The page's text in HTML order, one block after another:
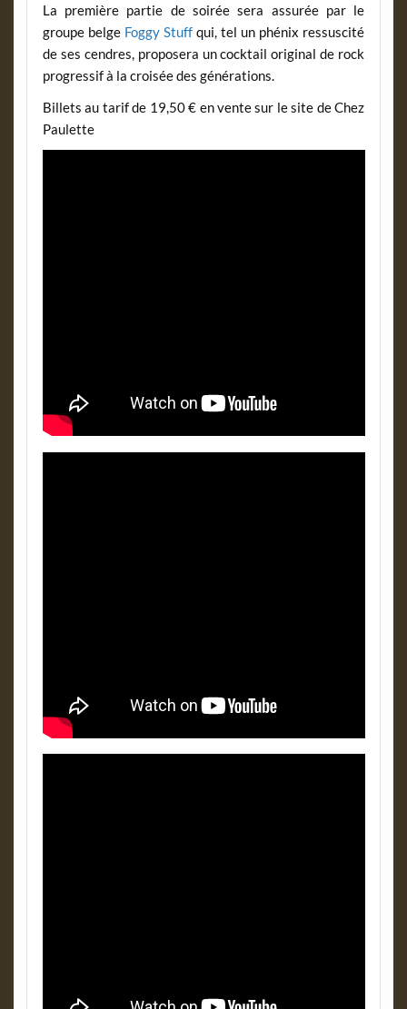
La première partie de soirée sera assurée par le
groupe belge Foggy Stuffqui, tel un phénix ressuscité
de ses cendres, proposera un cocktail original de rock
progressif à la croisée des générations.
Billets au tarif de 19,50 € en vente sur le site de Chez
Paulette